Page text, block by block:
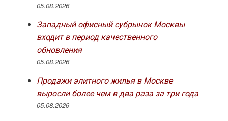
05.08.2026
Западный офисный субрынок Москвы
входит в период качественного
обновления
05.08.2026
Продажи элитного жилья в Москве
выросли более чем в два раза за три года
05.08.2026